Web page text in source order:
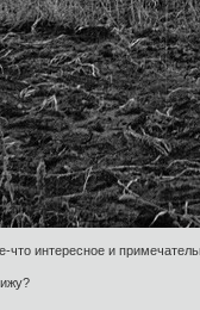
что интересное и